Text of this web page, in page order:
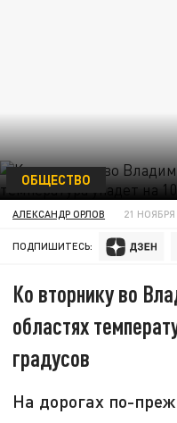
ОБЩЕСТВО
АЛЕКСАНДР ОРЛОВ 21 НОЯБРЯ
ПОДПИШИТЕСЬ:
Ко вторнику во
областях
градусов
На дорогах по-